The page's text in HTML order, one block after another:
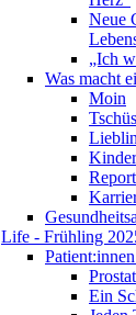
Neue
„Ich
Was macht
Moin
Life - Frühling
Ein